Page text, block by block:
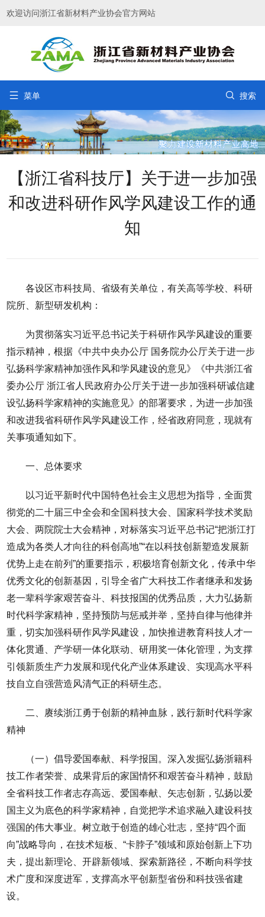
欢迎访问浙江省新材料产业协会官方网站
 菜单  搜索
【浙江省科技厅】关于进一步加强
和改进科研作风学风建设工作的通
知
各设区市科技局、省级有关单位，有关高等学校、科研
院所、新型研发机构：
为贯彻落实习近平总书记关于科研作风学风建设的重要
指示精神，根据《中共中央办公厅 国务院办公厅关于进一步
弘扬科学家精神加强作风和学风建设的意见》《中共浙江省
委办公厅 浙江省人民政府办公厅关于进一步加强科研诚信建
设弘扬科学家精神的实施意见》的部署要求，为进一步加强
和改进我省科研作风学风建设工作，经省政府同意，现就有
关事项通知如下。
一、总体要求
以习近平新时代中国特色社会主义思想为指导，全面贯
彻党的二十届三中全会和全国科技大会、国家科学技术奖励
大会、两院院士大会精神，对标落实习近平总书记“把浙江打
造成为各类人才向往的科创高地”“在以科技创新塑造发展新
优势上走在前列”的重要指示，积极培育创新文化，传承中华
优秀文化的创新基因，引导全省广大科技工作者继承和发扬
老一辈科学家艰苦奋斗、科技报国的优秀品质，大力弘扬新
时代科学家精神，坚持预防与惩戒并举，坚持自律与他律并
重，切实加强科研作风学风建设，加快推进教育科技人才一
体化贯通、产学研一体化联动、研用奖一体化管理，为支撑
引领新质生产力发展和现代化产业体系建设、实现高水平科
技自立自强营造风清气正的科研生态。
二、赓续浙江勇于创新的精神血脉，践行新时代科学家
精神
（一）倡导爱国奉献、科学报国。深入发掘弘扬浙籍科
技工作者荣誉、成果背后的家国情怀和艰苦奋斗精神，鼓励
全省科技工作者志存高远、爱国奉献、矢志创新，弘扬以爱
国主义为底色的科学家精神，自觉把学术追求融入建设科技
强国的伟大事业。树立敢于创造的雄心壮志，坚持“四个面
向”战略导向，在技术短板、“卡脖子”领域和原始创新上下功
夫，提出新理论、开辟新领域、探索新路径，不断向科学技
术广度和深度进军，支撑高水平创新型省份和科技强省建
设。